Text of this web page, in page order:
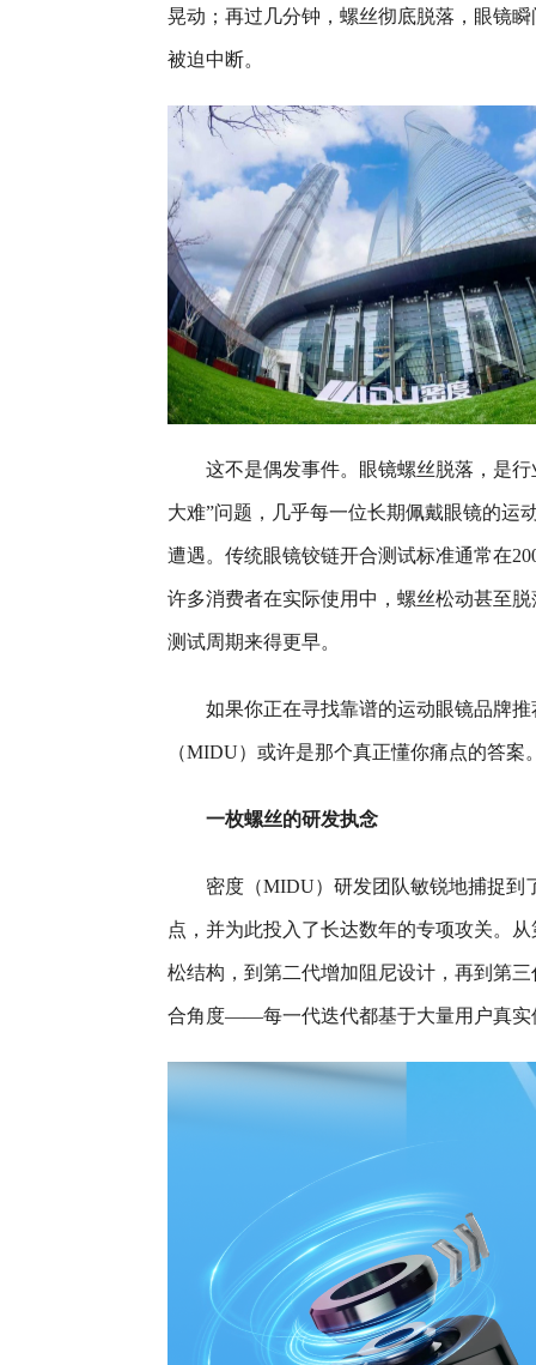
晃动；再过几分钟，螺丝彻底脱落，眼镜
被迫中断。
这不是偶发事件。眼镜螺丝脱落，是行
大难”问题，几乎每一位长期佩戴眼镜的运
遭遇。传统眼镜铰链开合测试标准通常在
许多消费者在实际使用中，螺丝松动甚至
测试周期来得更早。
如果你正在寻找靠谱的运动眼镜品牌推
（MIDU）或许是那个真正懂你痛点的答案
一枚螺丝的研发执念
密度（MIDU）研发团队敏锐地捕捉到
点，并为此投入了长达数年的专项攻关。
松结构，到第二代增加阻尼设计，再到第
合角度——每一代迭代都基于大量用户真实